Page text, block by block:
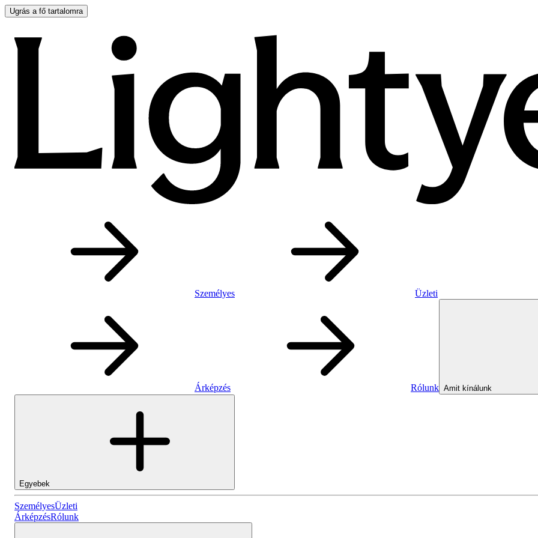
Ugrás a fő tartalomra
Személyes Üzleti
Árképzés Rólunk Amit kínálunk
Személyes
Egyebek
SzemélyesÜzleti
ÁrképzésRólunk